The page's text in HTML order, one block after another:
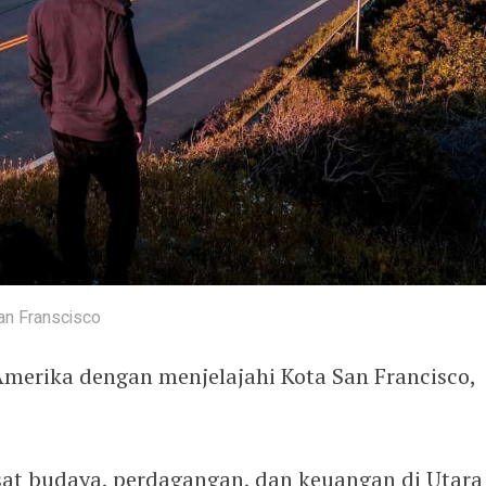
Franscisco
dengan menjelajahi Kota San Francisco,
budaya, perdagangan, dan keuangan di Utara